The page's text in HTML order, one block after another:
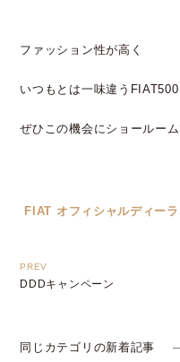
ファッション性が高く
いつもとは一味違うFIAT500
ぜひこの機会にショールーム
FIAT オフィシャルディー
DDDキャンペーン
同じカテゴリの新着記事